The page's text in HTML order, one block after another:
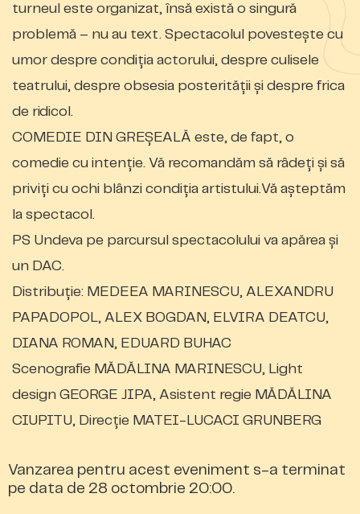
turneul este organizat, însă există o singură
problemă – nu au text. Spectacolul povestește cu
umor despre condiția actorului, despre culisele
teatrului, despre obsesia posterității și despre frica
de ridicol.
COMEDIE DIN GREȘEALĂ este, de fapt, o
comedie cu intenție. Vă recomandăm să râdeți și să
priviți cu ochi blânzi condiția artistului.Vă așteptăm
la spectacol.
PS Undeva pe parcursul spectacolului va apărea și
un DAC.
Distribuție: MEDEEA MARINESCU, ALEXANDRU
PAPADOPOL, ALEX BOGDAN, ELVIRA DEATCU,
DIANA ROMAN, EDUARD BUHAC
Scenografie MĂDĂLINA MARINESCU, Light
design GEORGE JIPA, Asistent regie MĂDĂLINA
CIUPITU, Direcție MATEI-LUCACI GRUNBERG
Vanzarea pentru acest eveniment s-a terminat
pe data de 28 octombrie 20:00.